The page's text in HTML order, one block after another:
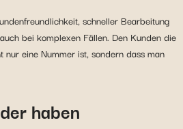
schneller Bearbeitung
bei komplexen Fällen. Den Kunden die
nur eine Nummer ist, sondern dass man
haben